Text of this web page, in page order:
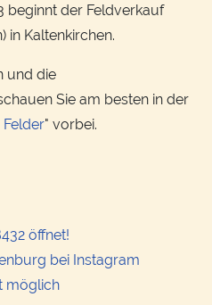
beginnt der Feldverkauf
in Kaltenkirchen.
und die
Sie am besten in der
" vorbei.
öffnet!
bei Instagram
möglich